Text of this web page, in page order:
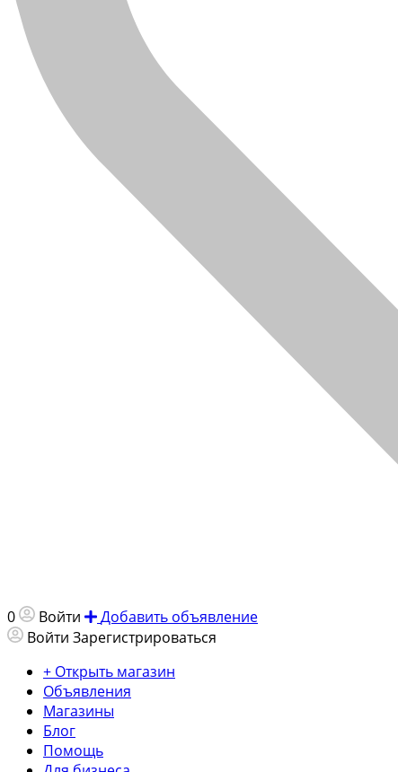
0 Войти
Добавить объявление
Войти Зарегистрироваться
+ Открыть магазин
Объявления
Магазины
Блог
Помощь